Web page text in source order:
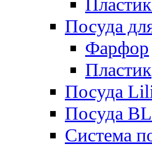
Посуда
Фарфор
Пластик
Посуда
Посуда
Система